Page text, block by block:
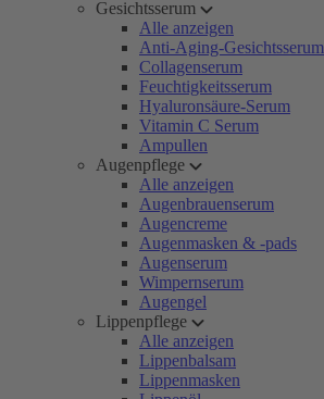
Gesichtsserum
Alle anzeigen
Anti-Aging-Gesichtsserum
Collagenserum
Feuchtigkeitsserum
Hyaluronsäure-Serum
Vitamin C Serum
Ampullen
Augenpflege
Alle anzeigen
Augenbrauenserum
Augencreme
Augenmasken & -pads
Augenserum
Wimpernserum
Augengel
Lippenpflege
Alle anzeigen
Lippenbalsam
Lippenmasken